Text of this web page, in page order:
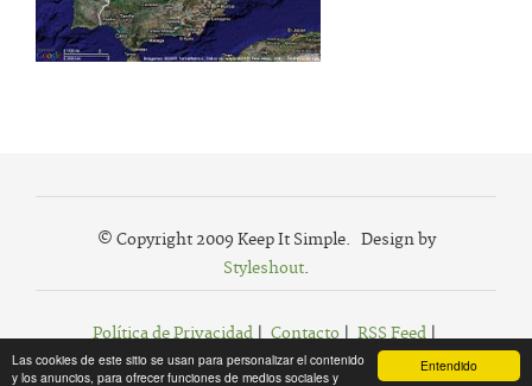
Entendido
Las cookies de este sitio se usan para personalizar el contenido
y los anuncios, para ofrecer funciones de medios sociales y
© Copyright 2009 Keep It Simple. Design by
Styleshout.
Política de Privacidad| Contacto| RSS Feed|
Agregar a Favoritos